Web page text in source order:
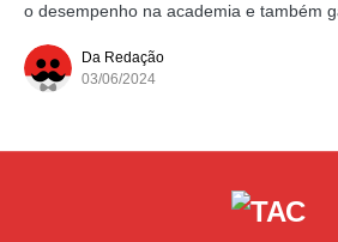
o desempenho na academia e também
Da Redação
03/06/2024